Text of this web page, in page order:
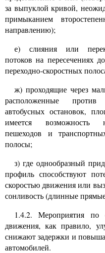
за выпуклой кривой,
примыканием
направлению);
е) слияния или
потоков на пересечениях
переходно-скоростных
ж) проходящие через
расположенные против
автобусных остановок,
имеется возможность
пешеходов и
полосы;
з) где однообразный
профиль способствуют
скоростью движения или
сонливость (длинные
1.4.2. Мероприятия по
движения, как правило,
снижают задержки и
автомобилей.